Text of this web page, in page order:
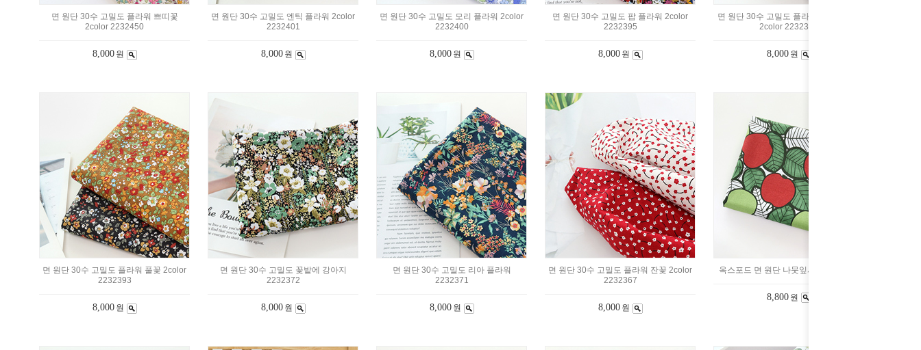
면 원단 30수 고밀도 플라워 쁘띠꽃
2color 2232450
8,000 원
면 원단 30수 고밀도 엔틱 플라워 2color
2232401
8,000 원
면 원단 30수 고밀도 모리 플라워 2color
2232400
8,000 원
면 원단 30수 고밀도 팝 플라워 2color
2232395
8,000 원
면 원단 30수 고밀도 플라워 핑크민들레
2color 2232394
8,000 원
면 원단 30수 고밀도 플라워 풀꽃 2color
2232393
8,000 원
면 원단 30수 고밀도 꽃밭에 강아지
2232372
8,000 원
면 원단 30수 고밀도 리아 플라워
2232371
8,000 원
면 원단 30수 고밀도 플라워 잔꽃 2color
2232367
8,000 원
옥스포드 면 원단 나뭇잎사과 2230859
8,800 원